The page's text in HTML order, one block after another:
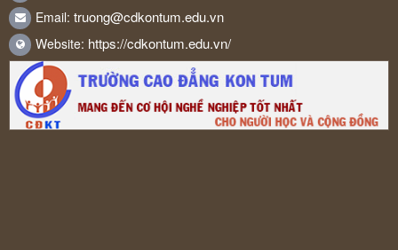
Email: truong@cdkontum.edu.vn
Website: https://cdkontum.edu.vn/